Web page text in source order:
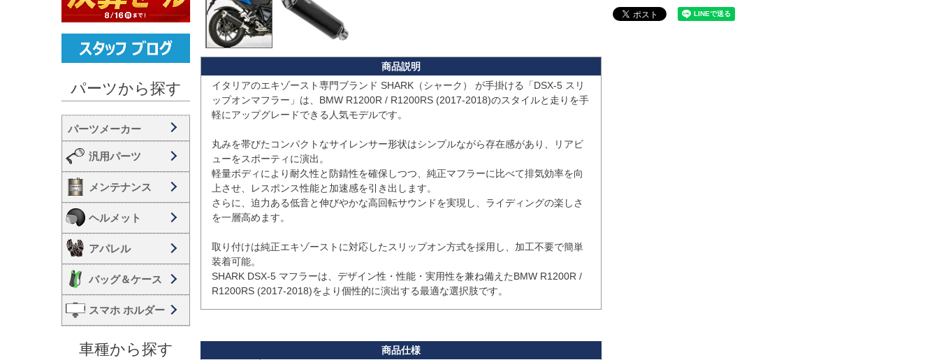
パーツから探す
汎用パーツ
メンテナンス
ヘルメット
アパレル
バッグ＆ケース
スマホ ホルダー
車種から探す
イタリアのエキゾースト専門ブランド SHARK（シャーク） が手掛ける「DSX-5 スリ
ップオンマフラー」は、BMW R1200R / R1200RS (2017-2018)のスタイルと走りを手
軽にアップグレードできる人気モデルです。
丸みを帯びたコンパクトなサイレンサー形状はシンプルながら存在感があり、リアビ
ューをスポーティに演出。
軽量ボディにより耐久性と防錆性を確保しつつ、純正マフラーに比べて排気効率を向
上させ、レスポンス性能と加速感を引き出します。
さらに、迫力ある低音と伸びやかな高回転サウンドを実現し、ライディングの楽しさ
を一層高めます。
取り付けは純正エキゾーストに対応したスリップオン方式を採用し、加工不要で簡単
装着可能。
SHARK DSX-5 マフラーは、デザイン性・性能・実用性を兼ね備えたBMW R1200R /
R1200RS (2017-2018)をより個性的に演出する最適な選択肢です。